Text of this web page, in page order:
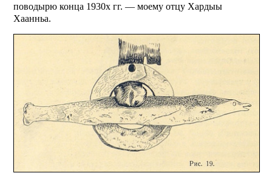
поводырю конца 1930х гг. — моему отцу Хардыы
Хаанньа.